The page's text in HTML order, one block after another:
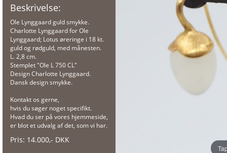
Beskrivelse:
Ole Lynggaard guld smykke.
Charlotte Lynggaard for Ole
Lynggaard; Lotus øreringe i 18 kt.
guld og rødguld, med månesten.
L. 2,8 cm.
Stemplet "Ole L 750 CL"
Design Charlotte Lynggaard.
Dansk design smykke.
Kontakt os gerne,
hvis du søger noget specifikt.
Hvad du ser på vores hjemmeside,
er blot et udvalg af det, som vi har.
Pris: 14.000,- DKK